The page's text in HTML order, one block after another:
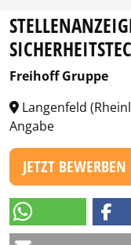
Freihoff Gruppe
Langenfeld
Angabe
JETZT BEWERBEN